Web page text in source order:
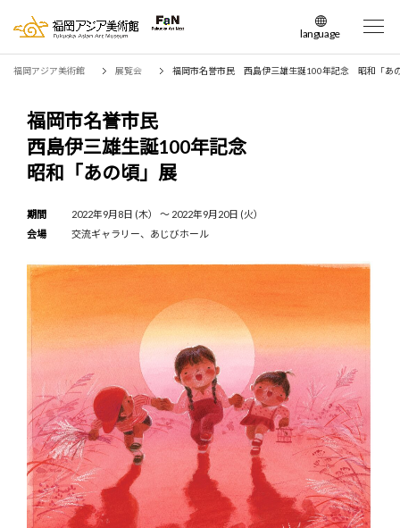
language
日本語
福岡アジア美術館 展覧会 福岡市名誉市民 西島伊三雄生誕100年記念 昭和「あ
福岡市名誉市民
西島伊三雄生誕100年記念
昭和「あの頃」展
期間
2022年9月8日 (木） 〜 2022年9月20日 (火）
会場
交流ギャラリー、あじびホール